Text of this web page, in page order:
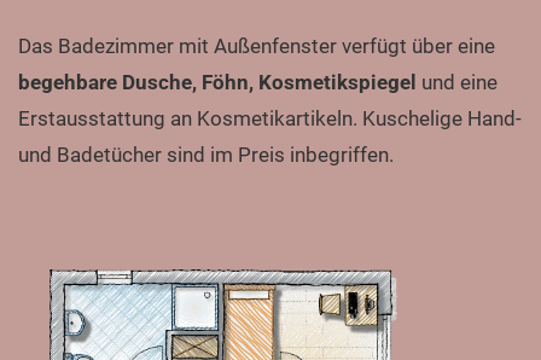
Das Badezimmer mit Außenfenster verfügt über eine
begehbare Dusche, Föhn, Kosmetikspiegel und eine
Erstausstattung an Kosmetikartikeln. Kuschelige Hand-
und Badetücher sind im Preis inbegriffen.